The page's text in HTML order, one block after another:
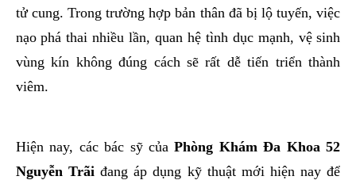
tử cung. Trong trường hợp bản thân đã bị lộ tuyến, việc
nạo phá thai nhiều lần, quan hệ tình dục mạnh, vệ sinh
vùng kín không đúng cách sẽ rất dễ tiến triển thành
viêm.
Hiện nay, các bác sỹ củaPhòng Khám Đa Khoa 52
Nguyễn Trãi đang áp dụng kỹ thuật mới hiện nay để